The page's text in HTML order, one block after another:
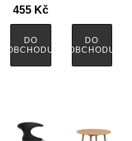
455 Kč
DO
OBCHODU
DO
OBCHODU